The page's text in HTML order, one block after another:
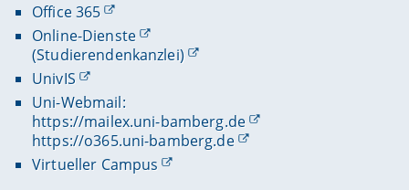
Office 365
Online-Dienste
(Studierendenkanzlei)
UnivIS
Uni-Webmail:
https://mailex.uni-bamberg.de
https://o365.uni-bamberg.de
Virtueller Campus